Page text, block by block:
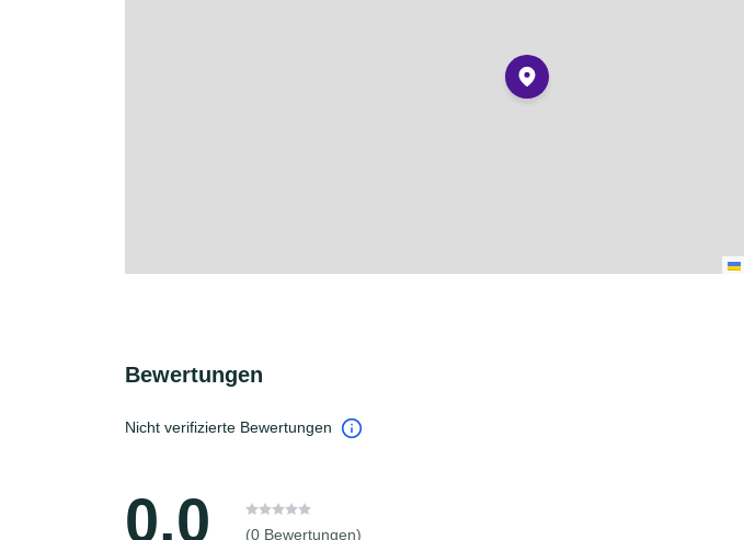
Bewertungen
Nicht verifizierte Bewertungen
0.0 (0 Bewertungen)